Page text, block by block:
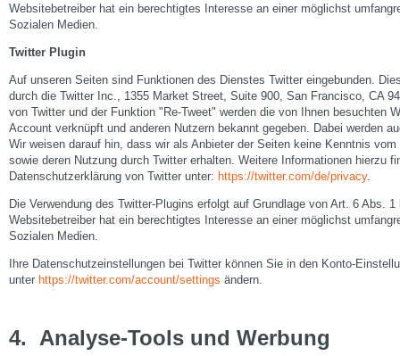
Websitebetreiber hat ein berechtigtes Interesse an einer möglichst
Sozialen Medien.
Twitter Plugin
Auf unseren Seiten sind Funktionen des Dienstes Twitter eingebunden.
durch die Twitter Inc., 1355 Market Street, Suite 900, San Francisco, CA
von Twitter und der Funktion "Re-Tweet" werden die von Ihnen besuchten
Account verknüpft und anderen Nutzern bekannt gegeben. Dabei werden
Wir weisen darauf hin, dass wir als Anbieter der Seiten keine Kenntnis
sowie deren Nutzung durch Twitter erhalten. Weitere Informationen hierzu
Datenschutzerklärung von Twitter unter: https://twitter.com/de/privacy.
Die Verwendung des Twitter-Plugins erfolgt auf Grundlage von Art. 6 Abs.
Websitebetreiber hat ein berechtigtes Interesse an einer möglichst
Sozialen Medien.
Ihre Datenschutzeinstellungen bei Twitter können Sie in den Konto-
unter https://twitter.com/account/settings ändern.
4. Analyse-Tools und Werbung